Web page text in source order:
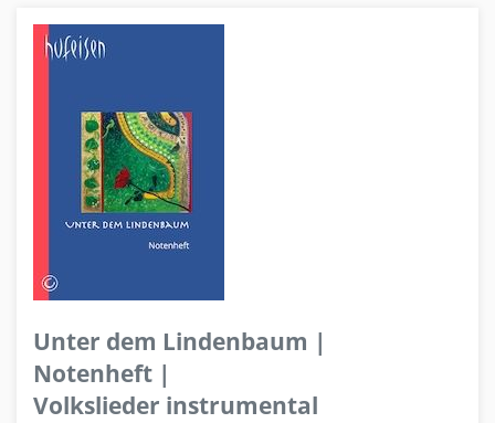
Unter dem Lindenbaum |
Notenheft |
Volkslieder instrumental